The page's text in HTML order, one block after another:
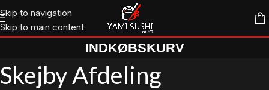
Skip to navigation
Skip to main content
INDKØBSKURV
Skejby Afdeling